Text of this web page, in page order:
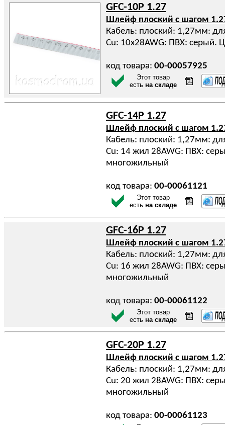
GFC-10P 1.27
Шлейф плоский с шагом
Кабель: плоский: 1,27мм:
Cu: 10x28AWG: ПВХ: серый.
код товара: 00-00057925
Этот товар
есть на складе
GFC-14P 1.27
Шлейф плоский с шагом
Кабель: плоский: 1,27мм:
Cu: 14 жил 28AWG: ПВХ:
многожильный
код товара: 00-00061121
Этот товар
есть на складе
GFC-16P 1.27
Шлейф плоский с шагом
Кабель: плоский: 1,27мм:
Cu: 16 жил 28AWG: ПВХ:
многожильный
код товара: 00-00061122
Этот товар
есть на складе
GFC-20P 1.27
Шлейф плоский с шагом
Кабель: плоский: 1,27мм:
Cu: 20 жил 28AWG: ПВХ:
многожильный
код товара: 00-00061123